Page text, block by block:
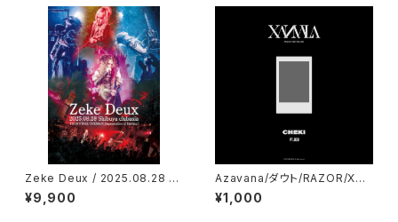
Zeke Deux / 2025.08.28 S
hibuya clubasia TOUR FIN
AL ONEMAN Regeneration
¥9,900
Azavana/ダウト/RAZOR/XAN
VALA 4MAN LIVE「二十討ち」
8月9日(日)柏PALOOZA 当日
¥1,000